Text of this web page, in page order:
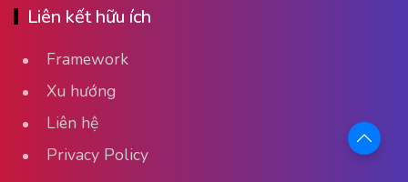
Liên kết hữu ích
Framework
Xu hướng
Liên hệ
Privacy Policy